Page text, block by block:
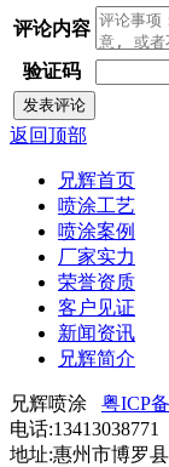
评论内容
验证码
返回顶部
兄辉首页
喷涂工艺
喷涂案例
厂家实力
荣誉资质
客户见证
新闻资讯
兄辉简介
兄辉喷涂 粤ICP
电话
地址:惠州市博罗